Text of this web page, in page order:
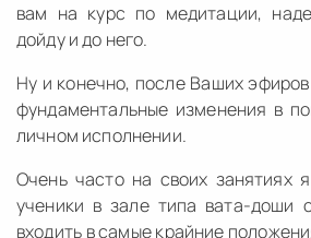
вам на курс по медитации,
дойду и до него.
Ну и конечно, после Ваших
фундаментальные изменения в
личном исполнении.
Очень часто на своих занятиях
ученики в зале типа вата-доши
входить в самые крайние